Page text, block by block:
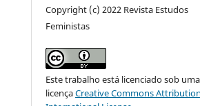
Copyright (c) 2022 Revista Estudos
Feministas
Este trabalho está licenciado sob uma
licençaCreative Commons